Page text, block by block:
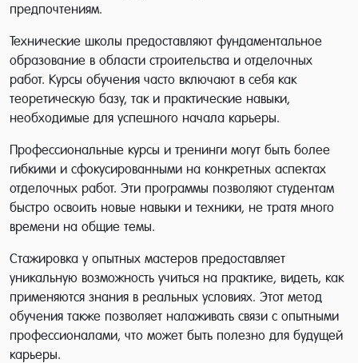
предпочтениям.
Технические школы предоставляют фундаментальное
образование в области строительства и отделочных
работ. Курсы обучения часто включают в себя как
теоретическую базу, так и практические навыки,
необходимые для успешного начала карьеры.
Профессиональные курсы и тренинги могут быть более
гибкими и сфокусированными на конкретных аспектах
отделочных работ. Эти программы позволяют студентам
быстро освоить новые навыки и техники, не тратя много
времени на общие темы.
Стажировка у опытных мастеров предоставляет
уникальную возможность учиться на практике, видеть, как
применяются знания в реальных условиях. Этот метод
обучения также позволяет налаживать связи с опытными
профессионалами, что может быть полезно для будущей
карьеры.